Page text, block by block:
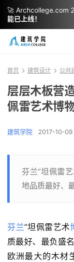
首页 建筑设计 公共
层层木板营
佩雷艺术博
建筑学院 2017-10-
芬兰“坦佩雷
地品质最好、
芬兰“坦佩雷艺术
质最好、最负盛
欧洲最大的木材
🚀 Archcollege.com
能已上线！